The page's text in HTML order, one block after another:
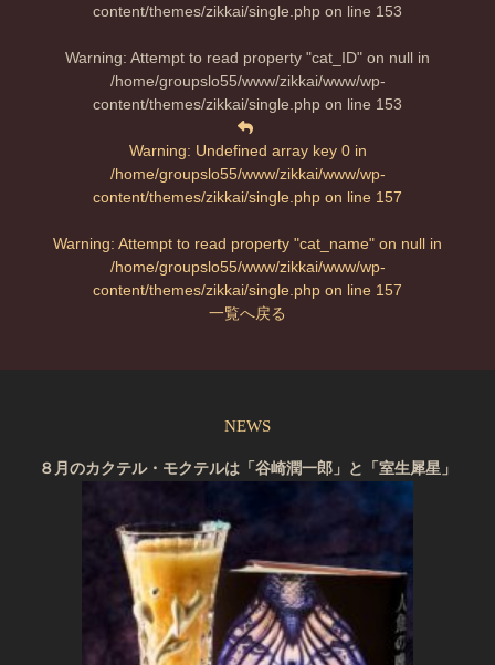
content/themes/zikkai/single.php on line 153
Warning: Attempt to read property "cat_ID" on null in
/home/groupslo55/www/zikkai/www/wp-
content/themes/zikkai/single.php on line 153
Warning: Undefined array key 0 in
/home/groupslo55/www/zikkai/www/wp-
content/themes/zikkai/single.php on line 157
Warning: Attempt to read property "cat_name" on null in
/home/groupslo55/www/zikkai/www/wp-
content/themes/zikkai/single.php on line 157
一覧へ戻る
NEWS
８月のカクテル・モクテルは「谷崎潤一郎」と「室生犀星」